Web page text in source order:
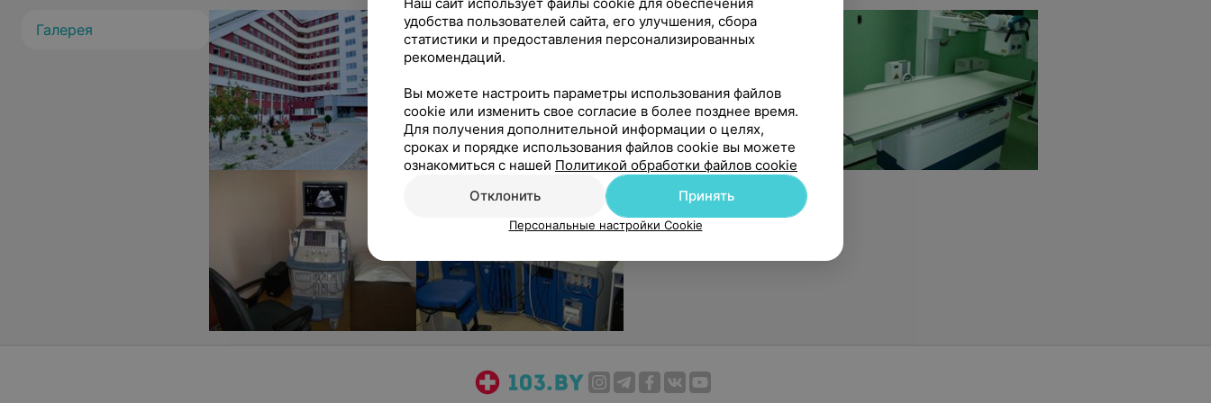
Галерея
удобства пользователей сайта, его улучшения, сбора
статистики и предоставления персонализированных
рекомендаций.
Вы можете настроить параметры использования файлов
cookie или изменить свое согласие в более позднее время.
Для получения дополнительной информации о целях,
сроках и порядке использования файлов cookie вы можете
ознакомиться с нашей Политикой обработки файлов cookie
Отклонить
Принять
Персональные настройки Cookie